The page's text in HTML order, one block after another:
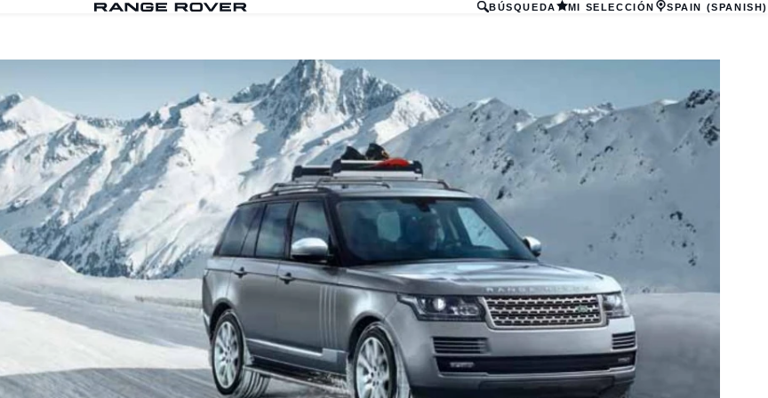
BÚSQUEDA MI SELECCIÓN SPAIN (SPANISH)